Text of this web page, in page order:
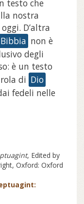
testo che
nostra
D’altra
Bibbia non è
degli
è un testo
di Dio
fedeli nelle
, Edited by
Oxford: Oxford